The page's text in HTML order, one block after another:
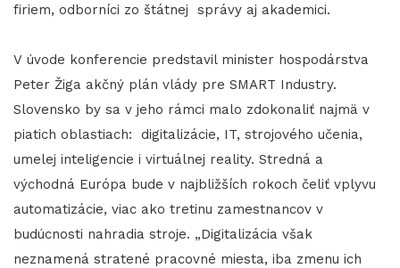
firiem, odborníci zo štátnej správy aj akademici.
V úvode konferencie predstavil minister hospodárstva
Peter Žiga akčný plán vlády pre SMART Industry.
Slovensko by sa v jeho rámci malo zdokonaliť najmä v
piatich oblastiach: digitalizácie, IT, strojového učenia,
umelej inteligencie i virtuálnej reality. Stredná a
východná Európa bude v najbližších rokoch čeliť vplyvu
automatizácie, viac ako tretinu zamestnancov v
budúcnosti nahradia stroje. „Digitalizácia však
neznamená stratené pracovné miesta, iba zmenu ich